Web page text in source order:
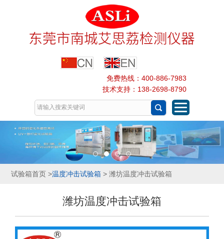
免费热线：400-886-7983
技术支持：138-2698-8790
试验箱首页>温度冲击试验箱> 潍坊温度冲击试验箱
潍坊温度冲击试验箱